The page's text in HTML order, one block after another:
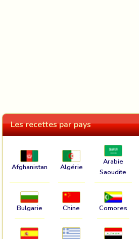
Les recettes par pays
Afghanistan Algérie
Arabie
Saoudite
Bulgarie Chine Comores